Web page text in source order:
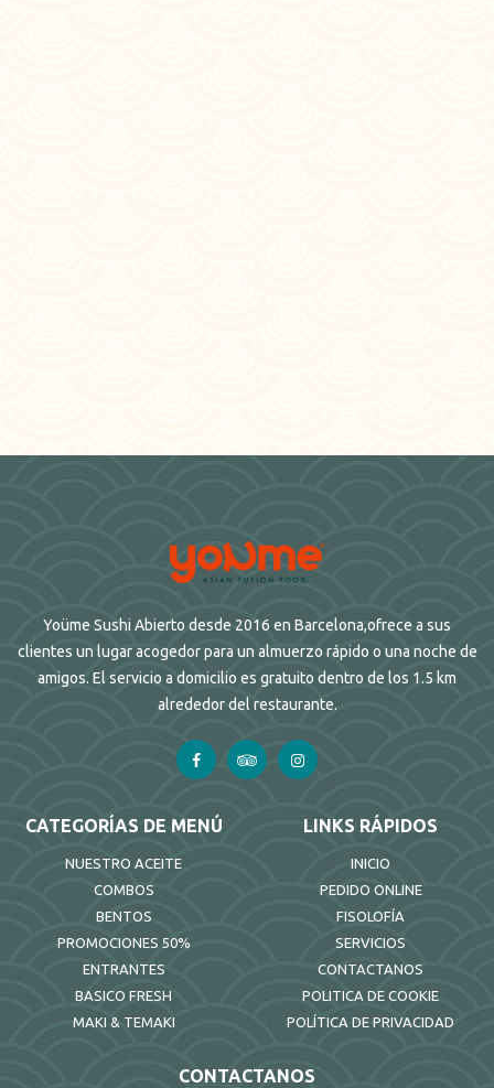
Yoüme Sushi Abierto desde 2016 en Barcelona,ofrece a sus
clientes un lugar acogedor para un almuerzo rápido o una noche de
amigos. El servicio a domicilio es gratuito dentro de los 1.5 km
alrededor del restaurante.
CATEGORÍAS DE MENÚ
NUESTRO ACEITE
COMBOS
BENTOS
PROMOCIONES 50%
ENTRANTES
BASICO FRESH
MAKI & TEMAKI
LINKS RÁPIDOS
INICIO
PEDIDO ONLINE
FISOLOFÍA
SERVICIOS
CONTACTANOS
POLITICA DE COOKIE
POLÍTICA DE PRIVACIDAD
CONTACTANOS